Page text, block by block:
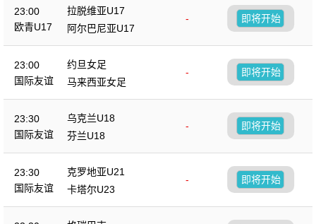
23:00
欧青U17
拉脱维亚U17
-
阿尔巴尼亚U17
即将开始
23:00
国际友谊
约旦女足
-
马来西亚女足
即将开始
23:30
国际友谊
乌克兰U18
-
芬兰U18
即将开始
23:30
国际友谊
克罗地亚U21
-
卡塔尔U23
即将开始